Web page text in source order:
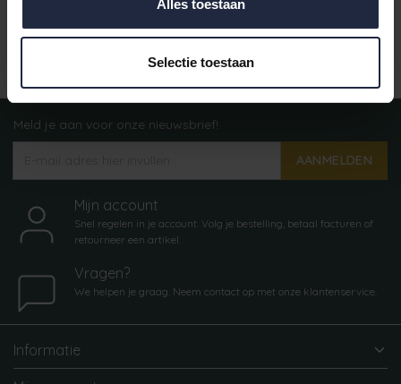
Alles toestaan
Selectie toestaan
Meld je aan voor onze nieuwsbrief!
AANMELDEN
Mijn account
Snel regelen in je account. Volg je bestelling, betaal facturen of
retourneer een artikel.
Vragen?
We helpen je graag. Neem contact op met onze klantenservice.
Informatie